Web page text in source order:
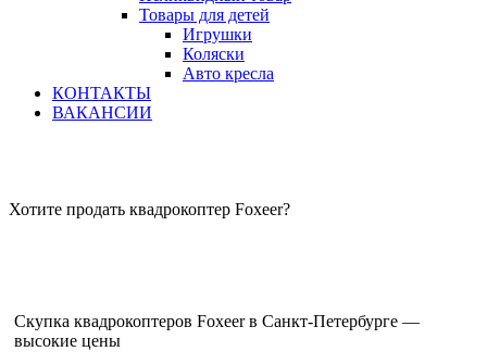
Товары для детей
Игрушки
Коляски
Авто кресла
КОНТАКТЫ
ВАКАНСИИ
Хотите продать квадрокоптер Foxeer?
Скупка квадрокоптеров Foxeer в Санкт-Петербурге —
высокие цены